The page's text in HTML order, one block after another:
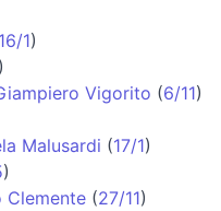
16/1)
)
Vigorito (6/11)
Malusardi (17/1)
)
Clemente (27/11)